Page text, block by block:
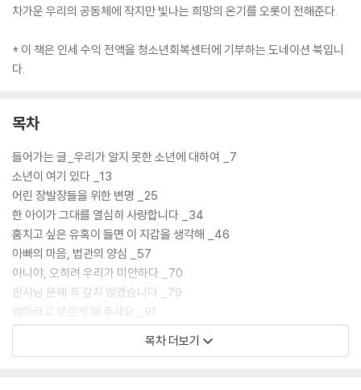
차가운 우리의 공동체에 작지만 빛나는 희망의 온기를 오롯이 전해준다.
* 이 책은 인세 수익 전액을 청소년회복센터에 기부하는 도네이션 북입니
다.
목차
들어가는 글_우리가 알지 못한 소년에 대하여 _7
소년이 여기 있다 _13
어린 장발장들을 위한 변명 _25
한 아이가 그대를 열심히 사랑합니다 _34
훔치고 싶은 유혹이 들면 이 지갑을 생각해 _46
아빠의 마음, 법관의 양심 _57
아니야, 오히려 우리가 미안하다 _70
판사님 은혜 꼭 갚지 않겠습니다 _79
엄마라고 부르게 해 주세요 _91
판사님, 삼계탕 드세요 _100
나는 할 수 있다 나는 잘할 수 있다 _108
목차 더보기